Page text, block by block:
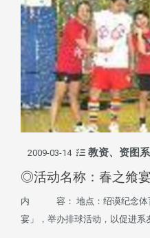
2009-03-14 教资、资图
◎活动名称：春之飨
内 容： 地点：绍谟纪念体育
宴」，举办排球活动，以促进系